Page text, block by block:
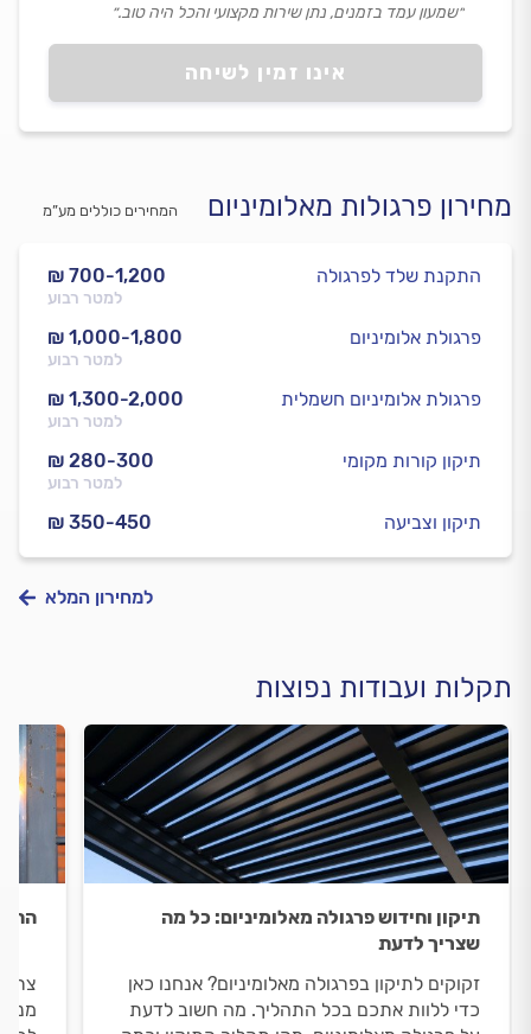
אינו זמין לשיחה
״שמעון עמד בזמנים, נתן שירות מקצועי והכל היה טוב.״
מחירון פרגולות מאלומיניום המחירים כוללים מע”מ
₪ 700-1,200
למטר רבוע
התקנת שלד לפרגולה
₪ 1,000-1,800
למטר רבוע
פרגולת אלומיניום
₪ 1,300-2,000
למטר רבוע
פרגולת אלומיניום חשמלית
₪ 280-300
למטר רבוע
תיקון קורות מקומי
₪ 350-450 תיקון וצביעה
למחירון המלא
תקלות ועבודות נפוצות
תיקון וחידוש פרגולה מאלומיניום: כל מה
שצריך לדעת
זקוקים לתיקון בפרגולה מאלומיניום? אנחנו כאן
כדי ללוות אתכם בכל התהליך. מה חשוב לדעת
מנת